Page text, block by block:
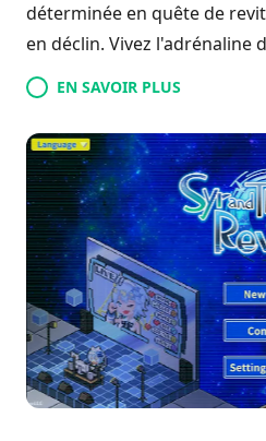
déterminée en quête de
en déclin. Vivez l'adrénaline
améliorant les statistiques
à niveau de bureau,
scénarios qui
Interagissez avec un
uniques tout en gérant la
pour éviter l'épuisement. À
conquis, vous redonnerez
sa brillante étoile, Spica.
Syr à retrouver sa gloire et
Plongez dans un voyage
à streamer dès aujourd'hui !
EN SAVOIR PLUS